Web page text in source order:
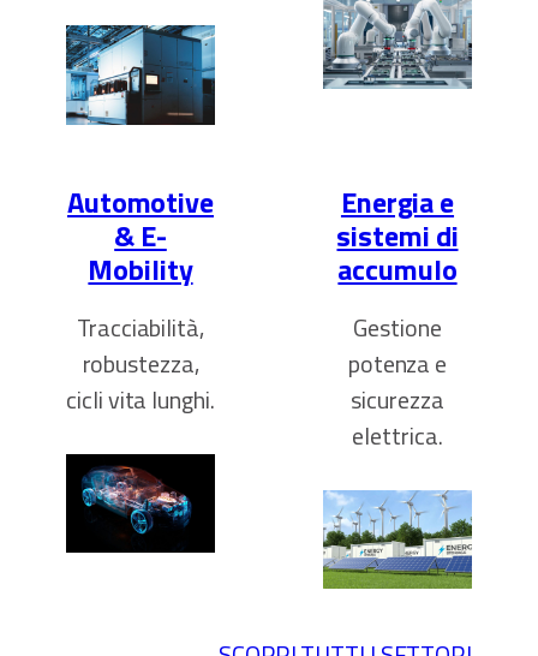
Automotive
& E-
Mobility
Tracciabilità,
robustezza,
cicli vita lunghi.
Energia e
sistemi di
accumulo
Gestione
potenza e
sicurezza
elettrica.